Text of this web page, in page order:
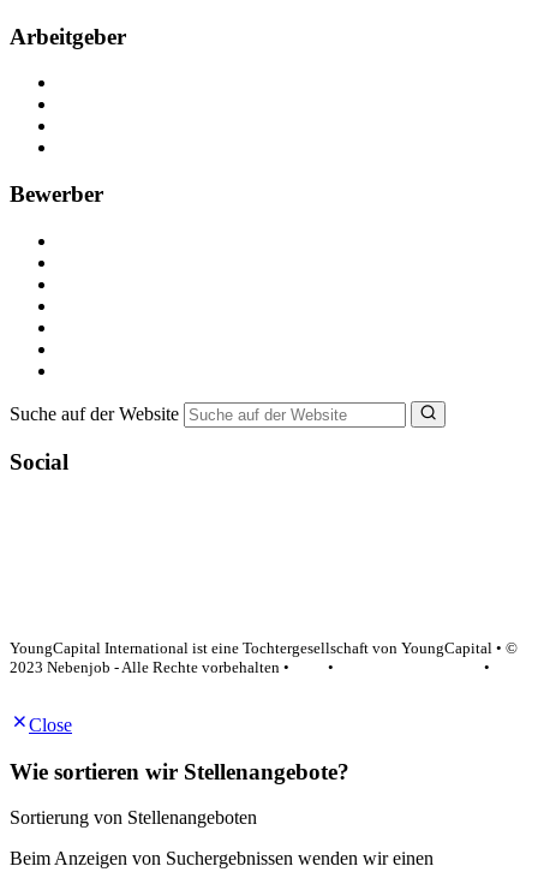
Arbeitgeber
Bewerber
Suche auf der Website
Social
YoungCapital International ist eine Tochtergesellschaft von YoungCapital • ©
2023 Nebenjob - Alle Rechte vorbehalten •
•
•
Close
Wie sortieren wir Stellenangebote?
Sortierung von Stellenangeboten
Beim Anzeigen von Suchergebnissen wenden wir einen